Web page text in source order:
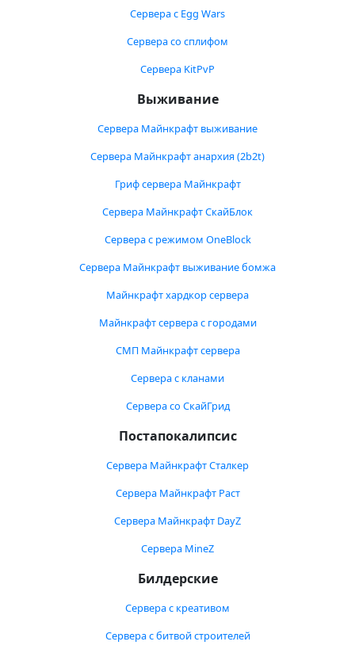
Сервера с Egg Wars
Сервера со сплифом
Сервера KitPvP
Выживание
Сервера Майнкрафт выживание
Сервера Майнкрафт анархия (2b2t)
Гриф сервера Майнкрафт
Сервера Майнкрафт СкайБлок
Сервера с режимом OneBlock
Сервера Майнкрафт выживание бомжа
Майнкрафт хардкор сервера
Майнкрафт сервера с городами
СМП Майнкрафт сервера
Сервера с кланами
Сервера со СкайГрид
Постапокалипсис
Сервера Майнкрафт Сталкер
Сервера Майнкрафт Раст
Сервера Майнкрафт DayZ
Сервера MineZ
Билдерские
Сервера с креативом
Сервера с битвой строителей